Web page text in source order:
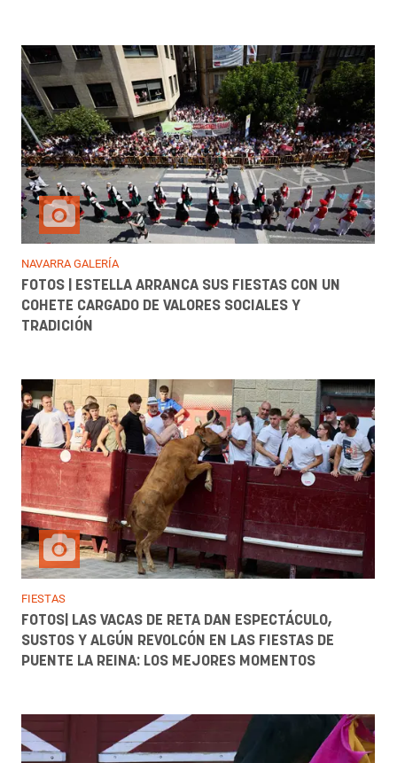
NAVARRA GALERÍA
FOTOS | ESTELLA ARRANCA SUS FIESTAS CON UN
COHETE CARGADO DE VALORES SOCIALES Y
TRADICIÓN
FIESTAS
FOTOS| LAS VACAS DE RETA DAN ESPECTÁCULO,
SUSTOS Y ALGÚN REVOLCÓN EN LAS FIESTAS DE
PUENTE LA REINA: LOS MEJORES MOMENTOS